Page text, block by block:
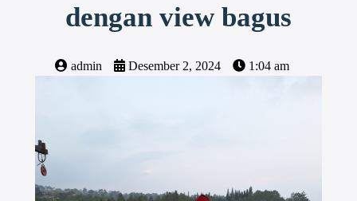
dengan view bagus
admin Desember 2, 2024 1:04 am